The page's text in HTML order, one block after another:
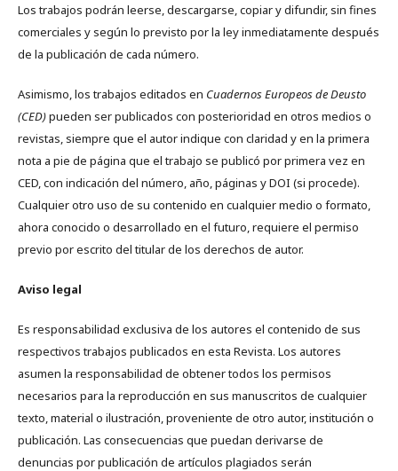
Los trabajos podrán leerse, descargarse, copiar y difundir, sin fines
comerciales y según lo previsto por la ley inmediatamente después
de la publicación de cada número.
Asimismo, los trabajos editados en Cuadernos Europeos de Deusto
(CED)pueden ser publicados con posterioridad en otros medios o
revistas, siempre que el autor indique con claridad y en la primera
nota a pie de página que el trabajo se publicó por primera vez en
CED, con indicación del número, año, páginas y DOI (si procede).
Cualquier otro uso de su contenido en cualquier medio o formato,
ahora conocido o desarrollado en el futuro, requiere el permiso
previo por escrito del titular de los derechos de autor.
Aviso legal
Es responsabilidad exclusiva de los autores el contenido de sus
respectivos trabajos publicados en esta Revista. Los autores
asumen la responsabilidad de obtener todos los permisos
necesarios para la reproducción en sus manuscritos de cualquier
texto, material o ilustración, proveniente de otro autor, institución o
publicación. Las consecuencias que puedan derivarse de
denuncias por publicación de artículos plagiados serán